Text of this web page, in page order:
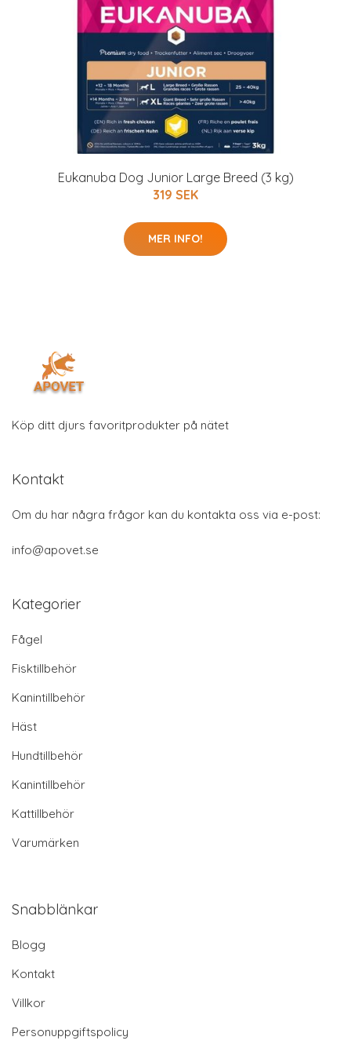
Eukanuba Dog Junior Large Breed (3 kg)
319 SEK
MER INFO!
Köp ditt djurs favoritprodukter på nätet
Kontakt
Om du har några frågor kan du kontakta oss via e-post:
info@apovet.se
Kategorier
Fågel
Fisktillbehör
Kanintillbehör
Häst
Hundtillbehör
Kanintillbehör
Kattillbehör
Varumärken
Snabblänkar
Blogg
Kontakt
Villkor
Personuppgiftspolicy